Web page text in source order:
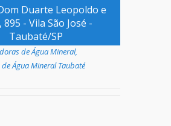
Duarte Leopoldo e
895 - Vila São José -
Taubaté/SP
de Água Mineral,
Água Mineral Taubaté